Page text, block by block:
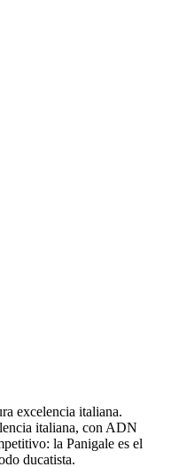
excelencia italiana.
italiana, con ADN
la Panigale es el
ducatista.